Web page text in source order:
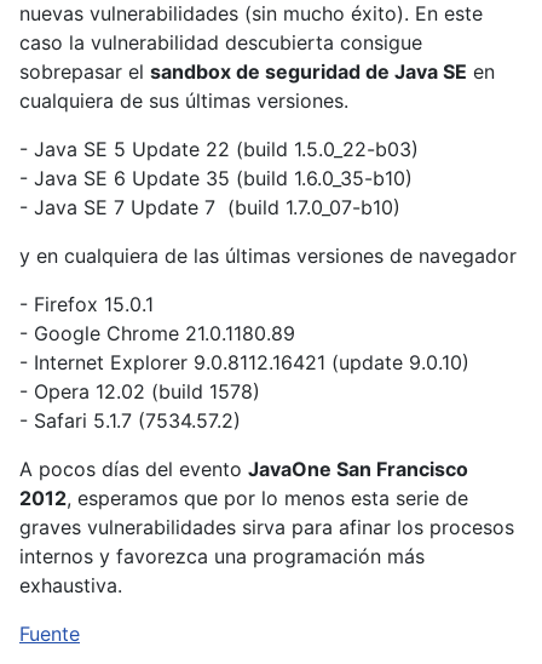
nuevas vulnerabilidades (sin mucho éxito). En este
caso la vulnerabilidad descubierta consigue
sobrepasar el sandbox de seguridad de Java SE en
cualquiera de sus últimas versiones.
- Java SE 5 Update 22 (build 1.5.0_22-b03)
- Java SE 6 Update 35 (build 1.6.0_35-b10)
- Java SE 7 Update 7 (build 1.7.0_07-b10)
y en cualquiera de las últimas versiones de navegador
- Firefox 15.0.1
- Google Chrome 21.0.1180.89
- Internet Explorer 9.0.8112.16421 (update 9.0.10)
- Opera 12.02 (build 1578)
- Safari 5.1.7 (7534.57.2)
A pocos días del evento JavaOne San Francisco
2012, esperamos que por lo menos esta serie de
graves vulnerabilidades sirva para afinar los procesos
internos y favorezca una programación más
exhaustiva.
Fuente